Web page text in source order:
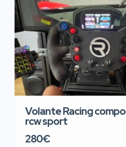
Volante Racing
rcw sport
280€